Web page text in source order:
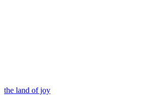
the land of joy